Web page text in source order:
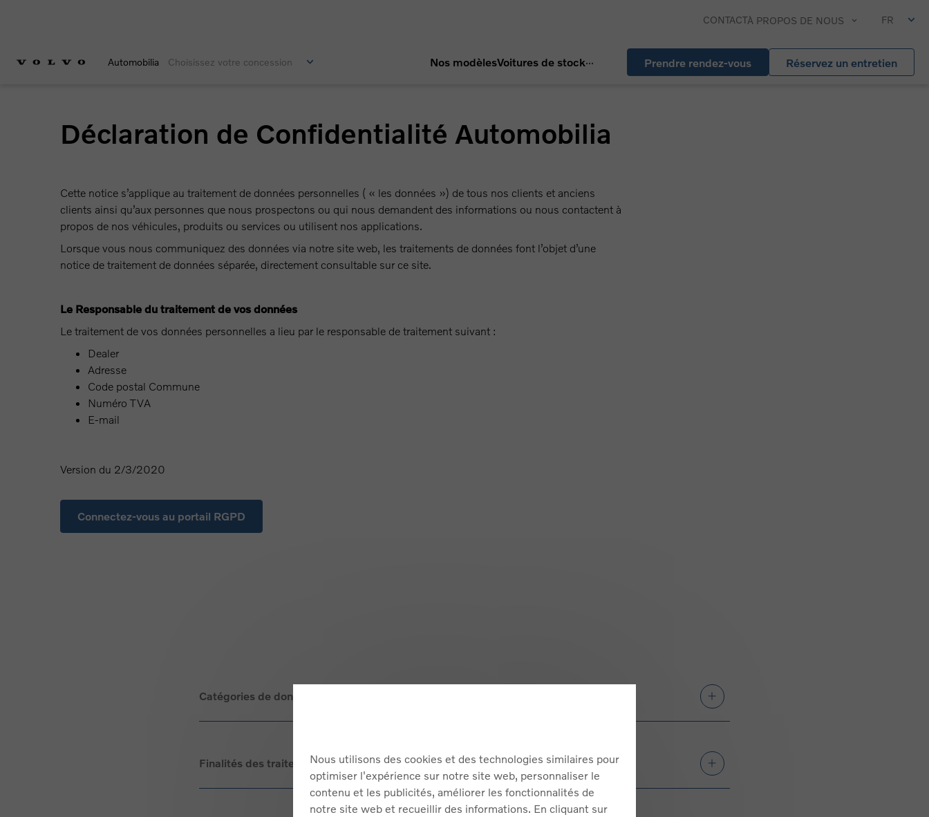
CONTACTÀ PROPOS DE NOUS FR
Automobilia Choisissez votre concession Nos modèlesVoitures de stock Prendre rendez-vous Réservez un entretien
Déclaration de Confidentialité Automobilia
Cette notice s’applique au traitement de données personnelles ( « les données ») de tous nos clients et anciens
clients ainsi qu’aux personnes que nous prospectons ou qui nous demandent des informations ou nous contactent à
propos de nos véhicules, produits ou services ou utilisent nos applications.
Lorsque vous nous communiquez des données via notre site web, les traitements de données font l’objet d’une
notice de traitement de données séparée, directement consultable sur ce site.
Le Responsable du traitement de vos données
Le traitement de vos données personnelles a lieu par le responsable de traitement suivant :
Dealer
Adresse
Code postal Commune
Numéro TVA
E-mail
Version du 2/3/2020
Connectez-vous au portail RGPD
Catégories de données que nous pouvons collecter
Finalités des traitement et base légaleNous utilisons des cookies et des technologies similaires pour
optimiser l'expérience sur notre site web, personnaliser le
contenu et les publicités, améliorer les fonctionnalités de
notre site web et recueillir des informations. En cliquant sur